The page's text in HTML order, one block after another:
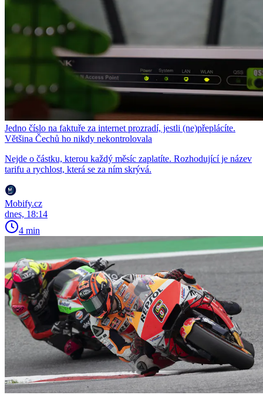
Jedno číslo na faktuře za internet prozradí, jestli (ne)přeplácíte.
Většina Čechů ho nikdy nekontrolovala
Nejde o částku, kterou každý měsíc zaplatíte. Rozhodující je název
tarifu a rychlost, která se za ním skrývá.
Mobify.cz
dnes, 18:14
4 min